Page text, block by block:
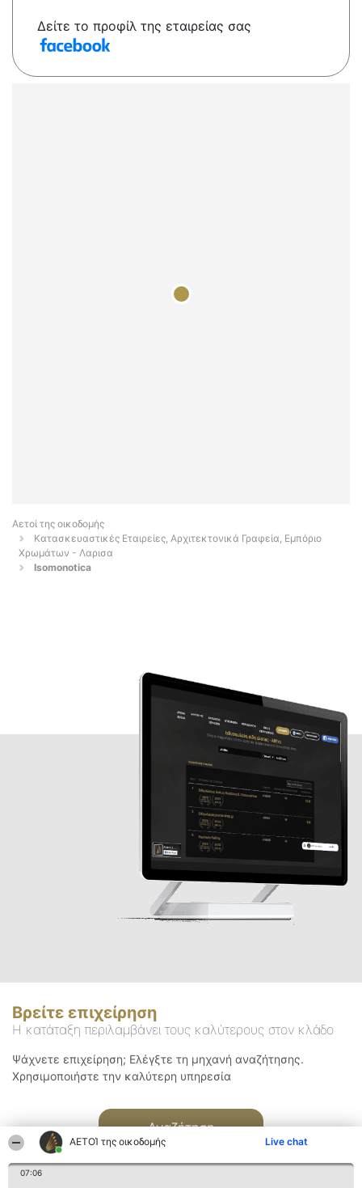
ΑΕΤΟΊ της οικοδομής Live chat
07:06
Δείτε το προφίλ της εταιρείας σας
Αετοί της οικοδομής
Κατασκευαστικές Εταιρείες, Αρχιτεκτονικά Γραφεία, Εμπόριο
Χρωμάτων - Λαρισα
Isomonotica
Βρείτε επιχείρηση
Η κατάταξη περιλαμβάνει τους καλύτερους στον κλάδο
Ψάχνετε επιχείρηση; Ελέγξτε τη μηχανή αναζήτησης.
Χρησιμοποιήστε την καλύτερη υπηρεσία
Αναζήτηση